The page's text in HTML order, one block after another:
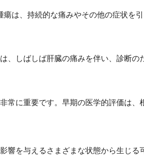
は、持続的な痛みやその他の症状を
、しばしば肝臓の痛みを伴い、診断の
常に重要です。早期の医学的評価は
響を与えるさまざまな状態から生じ